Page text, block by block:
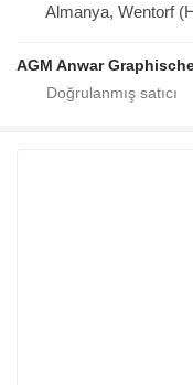
Almanya, Wentorf
AGM Anwar